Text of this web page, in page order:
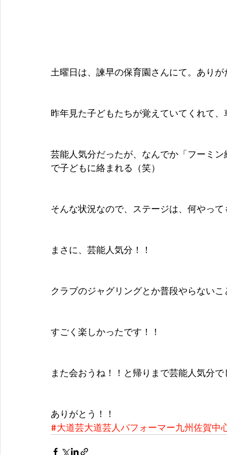
土曜日は、諫早の保育園さんにて。あり
昨年見た子どもたちが覚えていてくれて
芸能人気分だったが、なんでか「フーミ
で子どもに絡まれる（笑）
そんな状況なので、ステージは、何やっ
まさに、芸能人気分！！
クラブのジャグリングとか普段やらない
すごく楽しかったです！！
また会おうね！！と帰りまで芸能人気分で
ありがとう！！
#大道芸大道芸人パフォーマー九州佐賀中